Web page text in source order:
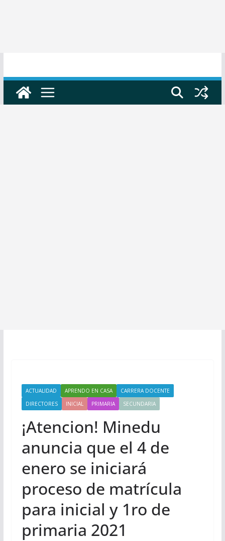
ACTUALIDAD APRENDO EN CASA
CARRERA DOCENTE
DIRECTORES
INICIAL PRIMARIA SECUNDARIA
¡Atencion! Minedu
anuncia que el 4 de
enero se iniciará
proceso de matrícula
para inicial y 1ro de
primaria 2021